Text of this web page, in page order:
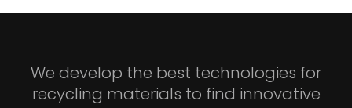
We develop the best technologies for
recycling materials to find innovative